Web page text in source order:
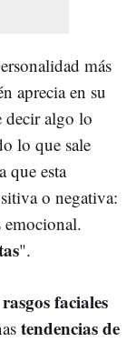
más
aprecia en su
decir algo lo
lo que sale
que esta
o negativa:
".
rasgos faciales
tendencias de